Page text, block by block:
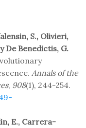
S., Olivieri,
De Benedictis, G.
Annals of the
, 908(1), 244-254.
E., Carrera-